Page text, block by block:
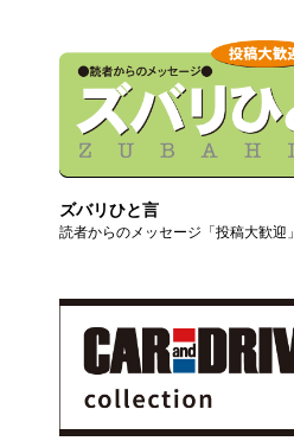
ズバリひと言
読者からのメッセージ「投稿大歓迎」